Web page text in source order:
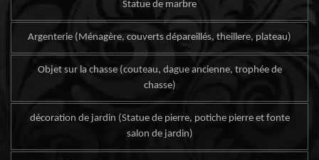
Statue de marbre
Argenterie (Ménagère, couverts dépareillés, theillere, plateau)
Objet sur la chasse (couteau, dague ancienne, trophée de
chasse)
décoration de jardin (Statue de pierre, potiche pierre et fonte
salon de jardin)